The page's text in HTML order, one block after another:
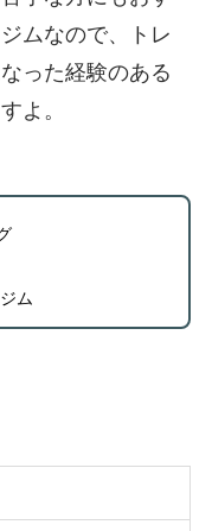
ムなので、トレ
った経験のある
よ。
ム